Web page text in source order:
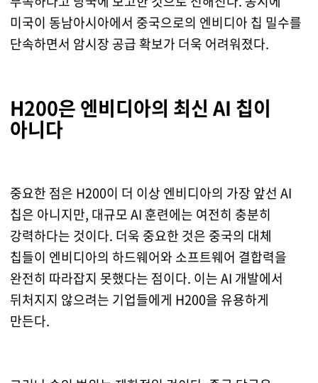
미국이 동남아시아에서 중국으로의 엔비디아 칩 밀수를
단속하면서 암시장 공급 확보가 더욱 어려워졌다.
H200은 엔비디아의 최신 AI 칩이
아니다
중요한 점은 H200이 더 이상 엔비디아의 가장 앞선 AI
칩은 아니지만, 대규모 AI 훈련에는 여전히 충분히
강력하다는 것이다. 더욱 중요한 것은 중국의 대체
칩들이 엔비디아의 하드웨어와 소프트웨어 결합력을
완전히 따라잡지 못했다는 점이다. 이는 AI 개발에서
뒤처지지 않으려는 기업들에게 H200을 유용하게
만든다.